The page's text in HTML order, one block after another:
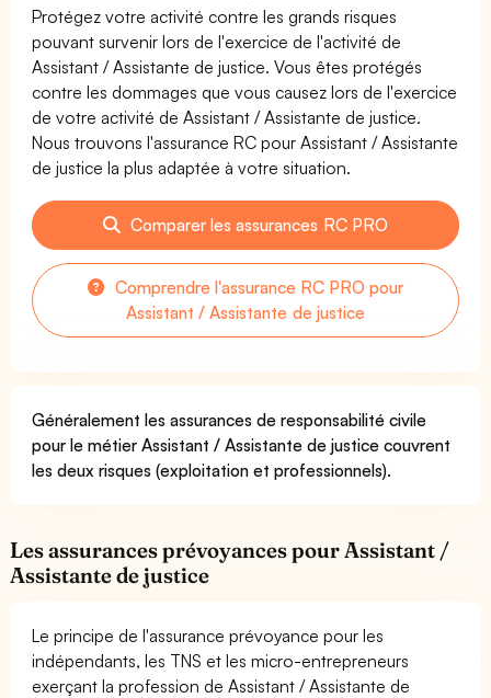
Protégez votre activité contre les grands risques
pouvant survenir lors de l'exercice de l'activité de
Assistant / Assistante de justice. Vous êtes protégés
contre les dommages que vous causez lors de l'exercice
de votre activité de Assistant / Assistante de justice.
Nous trouvons l'assurance RC pour Assistant / Assistante
de justice la plus adaptée à votre situation.
Comparer les assurances RC PRO
Comprendre l'assurance RC PRO pour
Assistant / Assistante de justice
Généralement les assurances de responsabilité civile
pour le métier Assistant / Assistante de justice couvrent
les deux risques (exploitation et professionnels).
Les assurances prévoyances pour Assistant /
Assistante de justice
Le principe de l'assurance prévoyance pour les
indépendants, les TNS et les micro-entrepreneurs
exerçant la profession de Assistant / Assistante de